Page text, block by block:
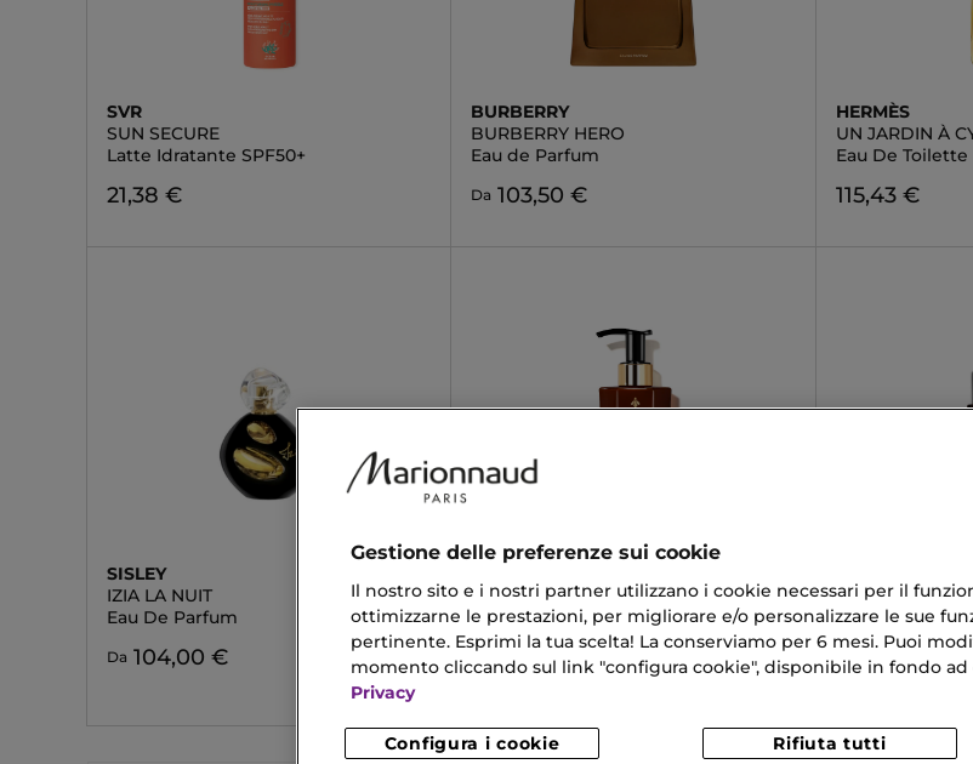
SVR
SUN SECURE
Latte Idratante SPF50+
21,38 €
BURBERRY
BURBERRY HERO
Eau de Parfum
Da 103,50 €
HERMÈS
UN JARDIN À
Eau De Toilette
115,43 €
SISLEY
IZIA LA NUIT
Eau De Parfum
Da 104,00 €
ABEILLE ROYALE
Revitalising & Fortifying Care
Shampoo
60,67 €
N°1 DE CHANEL
L'EAU ROUGE
137,90 €
Gestione delle preferenze sui cookie
Il nostro sito e i nostri partner utilizzano i cookie necessari per il
ottimizzarne le prestazioni, per migliorare e/o personalizzare le sue
pertinente. Esprimi la tua scelta! La conserviamo per 6 mesi. Puoi
momento cliccando sul link "configura cookie", disponibile in fondo
Privacy
Configura i cookie Rifiuta tutti